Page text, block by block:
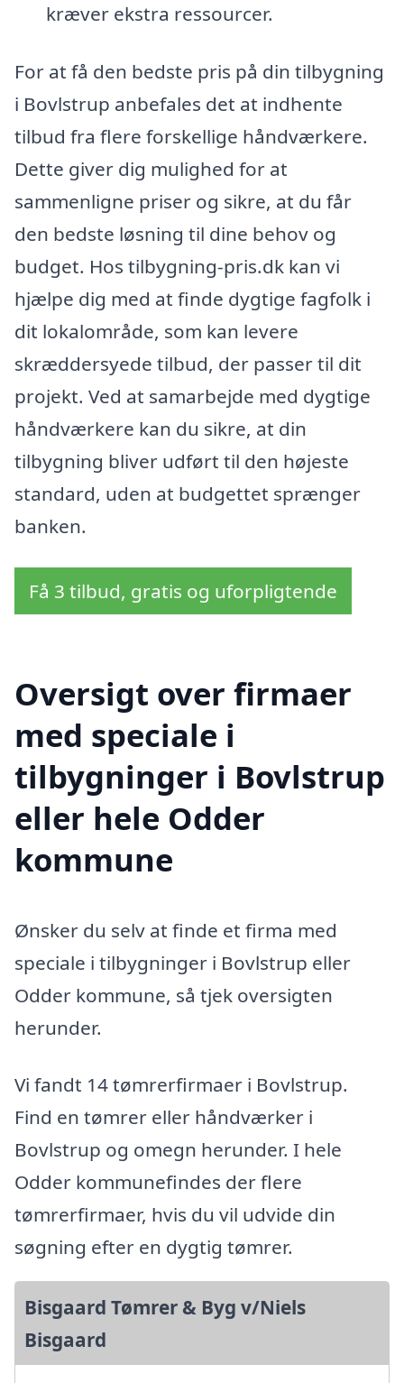
kræver ekstra ressourcer.
For at få den bedste pris på din tilbygning
i Bovlstrup anbefales det at indhente
tilbud fra flere forskellige håndværkere.
Dette giver dig mulighed for at
sammenligne priser og sikre, at du får
den bedste løsning til dine behov og
budget. Hos tilbygning-pris.dk kan vi
hjælpe dig med at finde dygtige fagfolk i
dit lokalområde, som kan levere
skræddersyede tilbud, der passer til dit
projekt. Ved at samarbejde med dygtige
håndværkere kan du sikre, at din
tilbygning bliver udført til den højeste
standard, uden at budgettet sprænger
banken.
Få 3 tilbud, gratis og uforpligtende
Oversigt over firmaer
med speciale i
tilbygninger i Bovlstrup
eller hele Odder
kommune
Ønsker du selv at finde et firma med
speciale i tilbygninger i Bovlstrup eller
Odder kommune, så tjek oversigten
herunder.
Vi fandt 14 tømrerfirmaer i Bovlstrup.
Find en tømrer eller håndværker i
Bovlstrup og omegn herunder. I hele
Odder kommunefindes der flere
tømrerfirmaer, hvis du vil udvide din
søgning efter en dygtig tømrer.
Bisgaard Tømrer & Byg v/Niels
Bisgaard